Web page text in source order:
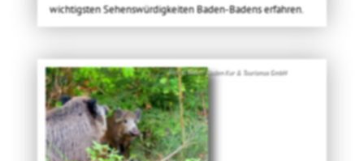
wichtigsten Sehenswürdigkeiten Baden-Badens erfahren.
Bild: © Baden-Baden Kur & Tourismus GmbH